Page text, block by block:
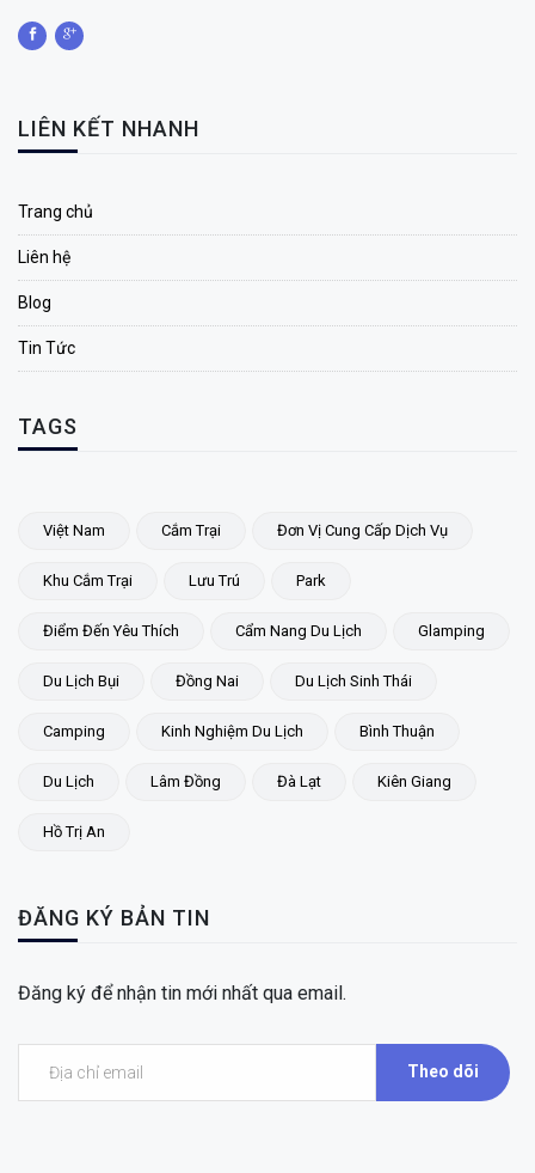
LIÊN KẾT NHANH
Trang chủ
Liên hệ
Blog
Tin Tức
TAGS
Việt Nam Cắm Trại Đơn Vị Cung Cấp Dịch Vụ
Khu Cắm Trại Lưu Trú Park
Điểm Đến Yêu Thích Cẩm Nang Du Lịch Glamping
Du Lịch Bụi Đồng Nai Du Lịch Sinh Thái
Camping Kinh Nghiệm Du Lịch Bình Thuận
Du Lịch Lâm Đồng Đà Lạt Kiên Giang
Hồ Trị An
ĐĂNG KÝ BẢN TIN
Đăng ký để nhận tin mới nhất qua email.
Theo dõi